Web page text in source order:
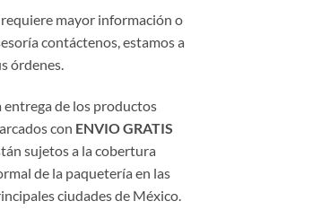
requiere mayor información o
contáctenos, estamos a
órdenes.
entrega de los productos
con ENVIO GRATIS
sujetos a la cobertura
de la paquetería en las
ciudades de México.